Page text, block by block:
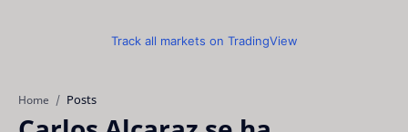
Track all markets on TradingView
Home Posts